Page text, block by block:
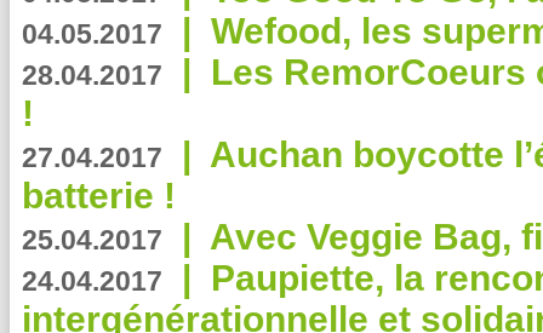
04.05.2017 | Wefood, les
28.04.2017 | Les RemorCoeurs
!
27.04.2017 | Auchan boycotte
batterie !
25.04.2017 | Avec Veggie Bag,
24.04.2017 | Paupiette, la
intergénérationnelle et